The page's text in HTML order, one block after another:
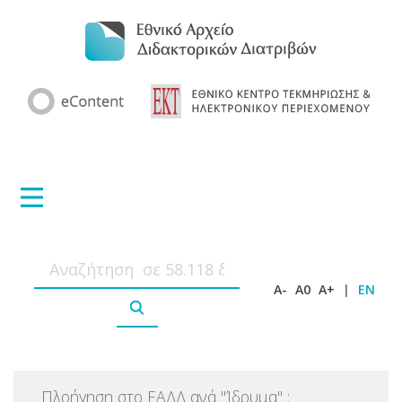
A- A0 A+ | EN
Πλοήγηση στο ΕΑΔΔ ανά "Ίδρυμα" :